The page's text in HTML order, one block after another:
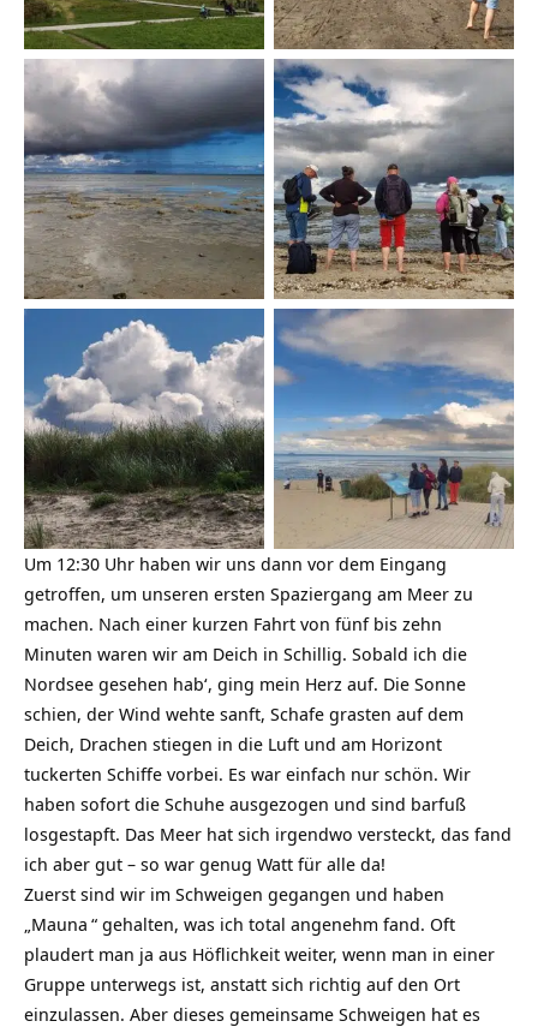
Weite
burnie verbreitet
Lokalkolorit
Düne Strand in Schillig
Um 12:30 Uhr haben wir uns dann vor dem Eingang
getroffen, um unseren ersten Spaziergang am Meer zu
machen. Nach einer kurzen Fahrt von fünf bis zehn
Minuten waren wir am Deich in Schillig. Sobald ich die
Nordsee gesehen hab‘, ging mein Herz auf. Die Sonne
schien, der Wind wehte sanft, Schafe grasten auf dem
Deich, Drachen stiegen in die Luft und am Horizont
tuckerten Schiffe vorbei. Es war einfach nur schön. Wir
haben sofort die Schuhe ausgezogen und sind barfuß
losgestapft. Das Meer hat sich irgendwo versteckt, das fand
ich aber gut – so war genug Watt für alle da!
Zuerst sind wir im Schweigen gegangen und haben
Mauna “ gehalten, was ich total angenehm fand. Oft
plaudert man ja aus Höflichkeit weiter, wenn man in einer
Gruppe unterwegs ist, anstatt sich richtig auf den Ort
einzulassen. Aber dieses gemeinsame Schweigen hat es